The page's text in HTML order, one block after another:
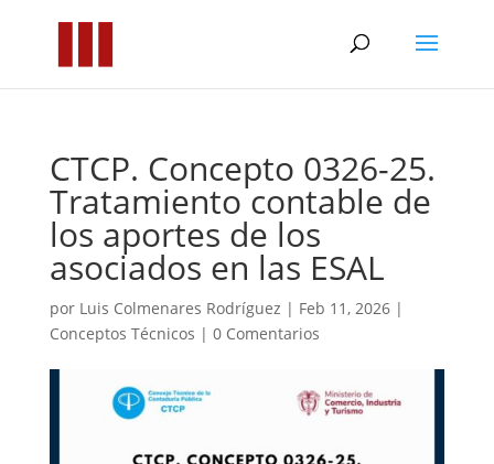
CTCP. Concepto 0326-25.
Tratamiento contable de
los aportes de los
asociados en las ESAL
por Luis Colmenares Rodríguez | Feb 11, 2026|
Conceptos Técnicos | 0 Comentarios